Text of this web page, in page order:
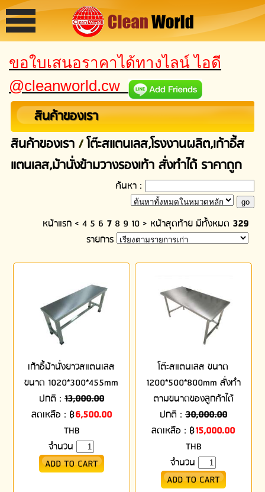
ขอใบเสนอราคาได้ทางไลน์ ไอดี
@cleanworld.cw
สินค้าของเรา
สินค้าของเรา/โต๊ะสแตนเลส,โรงงานผลิต,เก้าอี้ส
แตนเลส,ม้านั่งข้ามวางรองเท้า สั่งทำได้ ราคาถูก
ค้นหา :
หน้าแรก < 4 5 6 7 8 9 10 > หน้าสุดท้าย มีทั้งหมด 329
รายการ
เก้าอี้ม้านั่งยาวสแตนเลส
ขนาด 1020*300*455mm
ปกติ : 13,000.00
ลดเหลือ : ฿6,500.00
THB
จำนวน
โต๊ะสแตนเลส ขนาด
1200*500*800mm สั่งทำ
ตามขนาดของลูกค้าได้
ปกติ : 30,000.00
ลดเหลือ : ฿15,000.00
THB
จำนวน